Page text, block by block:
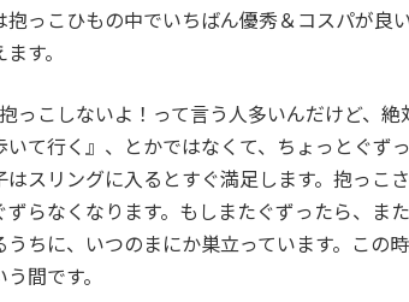
抱っこひもの中でいちばん優秀＆コスパが良
す。
っこしないよ！って言う人多いんだけど、
いて行く』、とかではなくて、ちょっとぐず
はスリングに入るとすぐ満足します。抱っこ
ずらなくなります。もしまたぐずったら、ま
うちに、いつのまにか巣立っています。この
間です。